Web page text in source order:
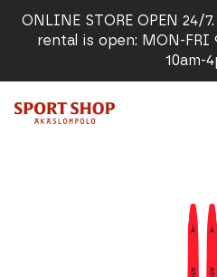
ONLINE STORE OPEN 24/
rental is open: MON-FRI
10am-